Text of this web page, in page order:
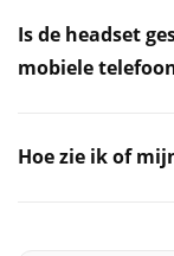
Is de headset
mobiele
Hoe zie ik of